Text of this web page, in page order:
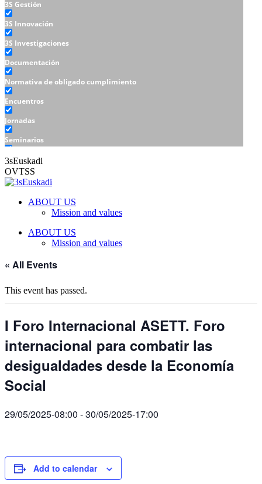
3S Gestión
3S Innovación
3S Investigaciones
Documentación
Normativa de obligado cumplimiento
Encuentros
Jornadas
Seminarios
Talleres
3sEuskadi
OVTSS
ABOUT US
Mission and values
ABOUT US
Mission and values
« All Events
This event has passed.
I Foro Internacional ASETT. Foro
internacional para combatir las
desigualdades desde la Economía
Social
29/05/2025-08:00 -30/05/2025-17:00
Add to calendar